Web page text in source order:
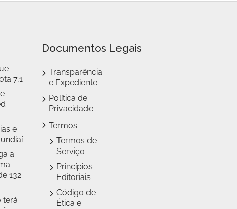
7,1
e
a
132
terá
Documentos Legais
Transparência
e Expediente
Política de
Privacidade
Termos
Termos de
Serviço
Princípios
Editoriais
Código de
Ética e